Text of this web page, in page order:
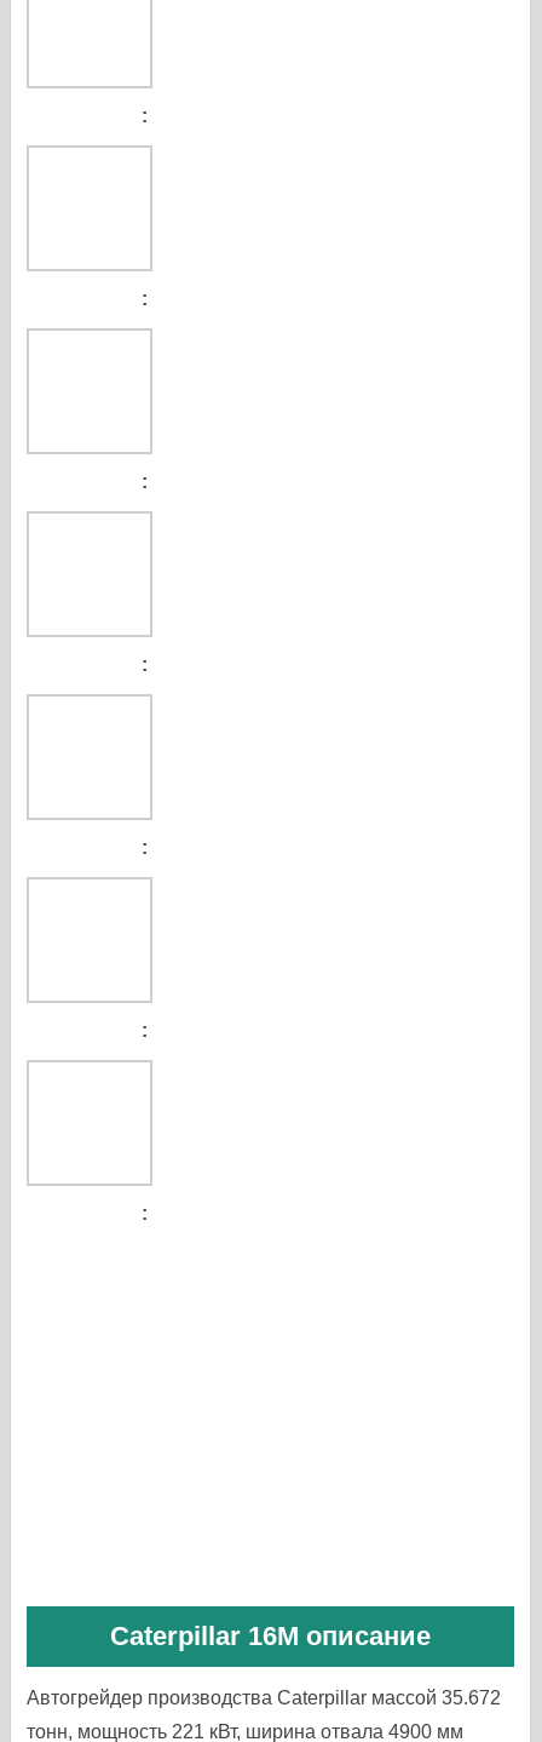
Caterpillar 16M описание
Автогрейдер производства Caterpillar массой 35.672
тонн, мощность 221 кВт, ширина отвала 4900 мм